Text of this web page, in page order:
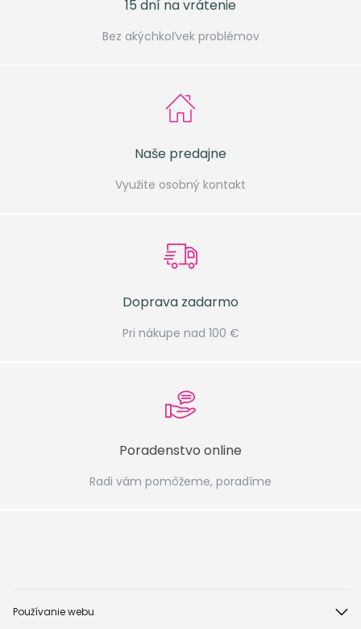
15 dní na vrátenie
Bez akýchkoľvek problémov
Naše predajne
Využite osobný kontakt
Doprava zadarmo
Pri nákupe nad 100 €
Poradenstvo online
Radi vám pomôžeme, poradíme
Používanie webu